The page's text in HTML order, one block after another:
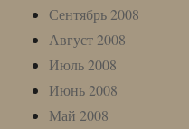
Сентябрь 2008
Август 2008
Июль 2008
Июнь 2008
Май 2008